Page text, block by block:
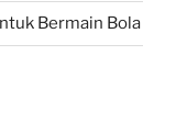
Bermain Bola